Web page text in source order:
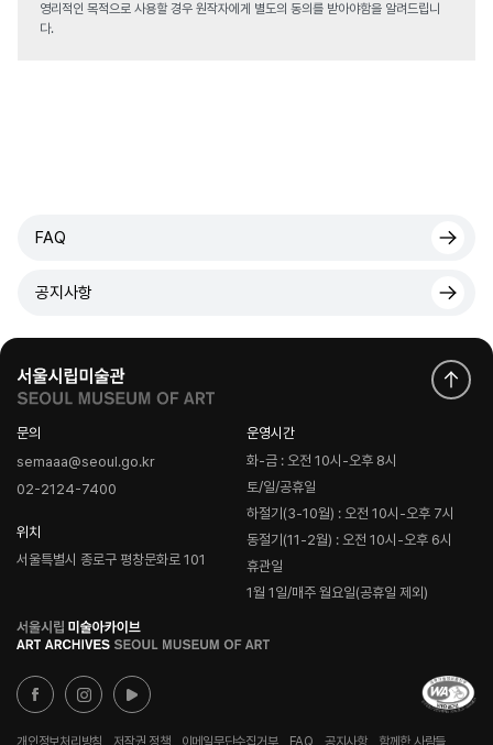
영리적인 목적으로 사용할 경우 원작자에게 별도의 동의를 받아야함을 알려드립니
다.
FAQ
공지사항
문의
semaaa@seoul.go.kr
02-2124-7400
위치
서울특별시 종로구 평창문화로 101
운영시간
화-금 : 오전 10시-오후 8시
토/일/공휴일
하절기(3-10월) : 오전 10시-오후 7시
동절기(11-2월) : 오전 10시-오후 6시
휴관일
1월 1일/매주 월요일(공휴일 제외)
로
고
개인정보처리방침 저작권 정책 이메일무단수집거부 FAQ 공지사항 함께한 사람들